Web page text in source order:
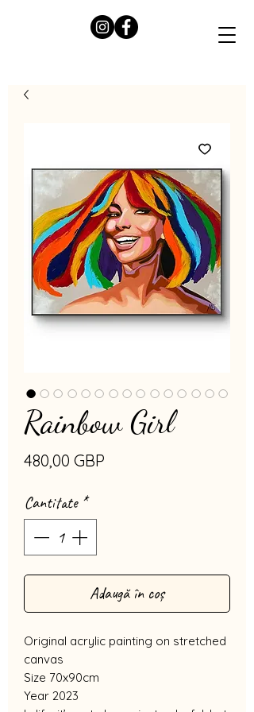
Rainbow Girl
480,00 GBP
Cantitate *
Adaugă în coș
Original acrylic painting on stretched
canvas
Size 70x90cm
Year 2023